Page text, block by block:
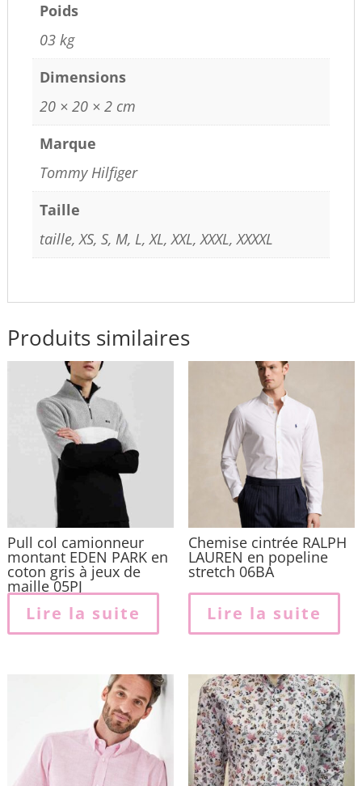
Poids
03 kg
Dimensions
20 × 20 × 2 cm
Marque
Tommy Hilfiger
Taille
taille, XS, S, M, L, XL, XXL, XXXL, XXXXL
Produits similaires
Pull col camionneur
montant EDEN PARK en
coton gris à jeux de
maille 05PJ
Lire la suite
Chemise cintrée RALPH
LAUREN en popeline
stretch 06BA
Lire la suite